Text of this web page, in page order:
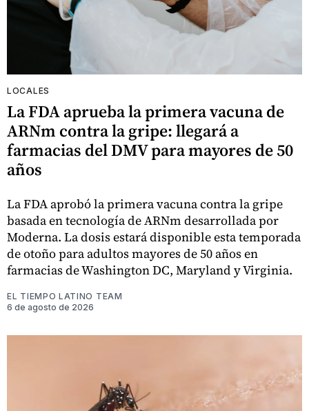
LOCALES
La FDA aprueba la primera vacuna de
ARNm contra la gripe: llegará a
farmacias del DMV para mayores de 50
años
La FDA aprobó la primera vacuna contra la gripe
basada en tecnología de ARNm desarrollada por
Moderna. La dosis estará disponible esta temporada
de otoño para adultos mayores de 50 años en
farmacias de Washington DC, Maryland y Virginia.
EL TIEMPO LATINO TEAM
6 de agosto de 2026